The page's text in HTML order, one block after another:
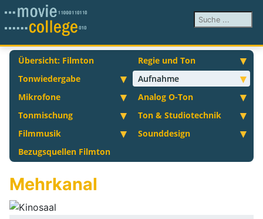
Suchen ...
Übersicht: Filmton
Regie und Ton
Tonwiedergabe
Aufnahme
Mikrofone
Analog O-Ton
Tonmischung
Ton & Studiotechnik
Filmmusik
Sounddesign
Bezugsquellen Filmton
Mehrkanal